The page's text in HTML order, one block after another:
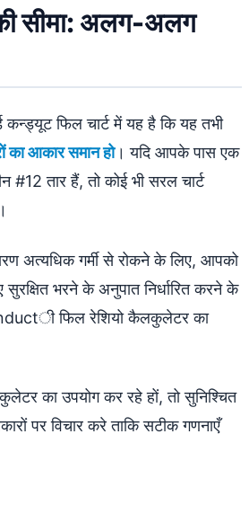
सीमा: अलग-अलग
फिल चार्ट में यह है कि यह तभी
का आकार समान हो। यदि आपके पास एक
#12 तार हैं, तो कोई भी सरल चार्ट
अत्यधिक गर्मी से रोकने के लिए, आपको
भरने के अनुपात निर्धारित करने के
फिल रेशियो कैलकुलेटर का
का उपयोग कर रहे हों, तो सुनिश्चित
पर विचार करे ताकि सटीक गणनाएँ